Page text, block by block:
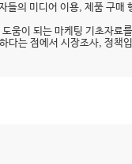
의 미디어 이용, 제품 구매
움이 되는 마케팅 기초자료
다는 점에서 시장조사, 정책